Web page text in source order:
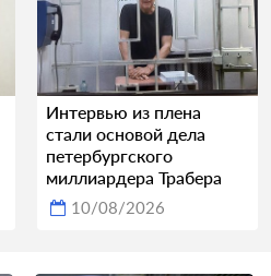
Интервью из плена
стали основой дела
петербургского
миллиардера Трабера
10/08/2026